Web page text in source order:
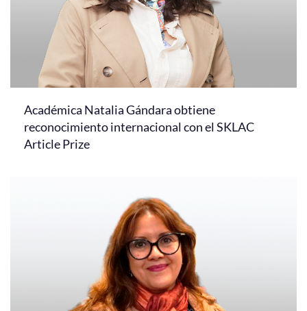
Académica Natalia Gándara obtiene
reconocimiento internacional con el SKLAC
Article Prize